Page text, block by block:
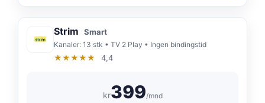
Strim Smart
Kanaler: 13 stk • TV 2 Play • Ingen bindingstid
★★★★★ 4,4
kr399/mnd